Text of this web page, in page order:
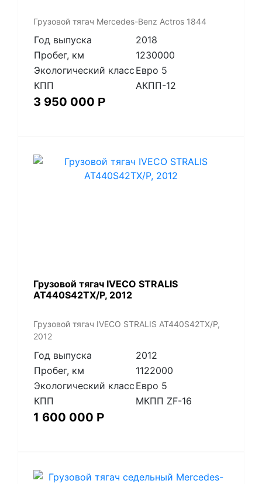
Грузовой тягач Mercedes-Benz Actros 1844
Год выпуска
2018
Пробег, км
1230000
Экологический класс Евро 5
КПП
АКПП-12
3 950 000 Р
Грузовой тягач IVECO STRALIS
AT440S42TX/P, 2012
Грузовой тягач IVECO STRALIS AT440S42TX/P,
2012
Год выпуска
2012
Пробег, км
1122000
Экологический класс Евро 5
КПП
МКПП ZF-16
1 600 000 Р